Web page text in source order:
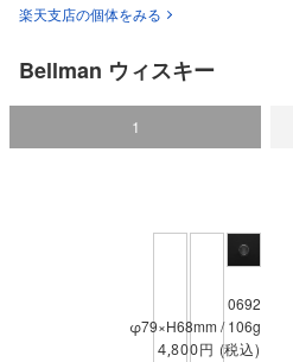
楽天支店の個体をみる
Bellman ウィスキー
1
0692
φ79×H68mm / 106g
4,800円 (税込)